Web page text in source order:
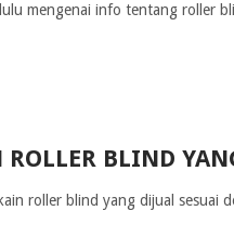
mengenai info tentang roller
ROLLER BLIND
roller blind yang dijual sesuai